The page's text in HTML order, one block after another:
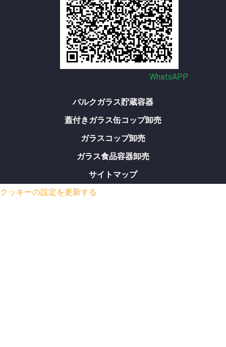
WhatsAPP
バルクガラス貯蔵容器
蓋付きガラス缶コップ卸売
ガラスコップ卸売
ガラス食品容器卸売
サイトマップ
クッキーの設定を更新する